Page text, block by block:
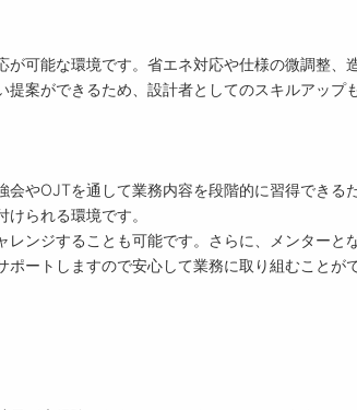
可能な環境です。省エネ対応や仕様の微調整、
案ができるため、設計者としてのスキルアップ
やOJTを通して業務内容を段階的に習得できる
られる環境です。
ンジすることも可能です。さらに、メンターと
ートしますので安心して業務に取り組むことが